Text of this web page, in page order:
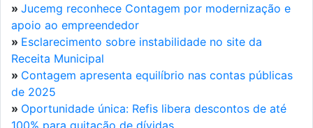
» Jucemg reconhece Contagem por modernização e
apoio ao empreendedor
» Esclarecimento sobre instabilidade no site da
Receita Municipal
» Contagem apresenta equilíbrio nas contas públicas
de 2025
» Oportunidade única: Refis libera descontos de até